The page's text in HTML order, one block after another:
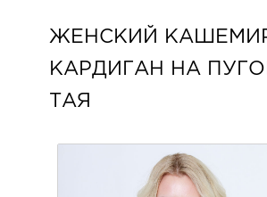
ЖЕНСКИЙ
КАРДИГАН НА
ТАЯ